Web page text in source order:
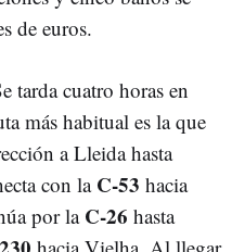
de euros.
tarda cuatro horas en
más habitual es la que
a Lleida hasta
con la C-53 hacia
por la C-26 hasta
hacia Vielha. Al llegar